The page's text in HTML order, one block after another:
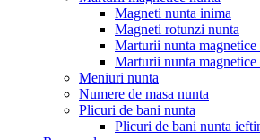
Magneti nunta inima
Magneti rotunzi nunta
Marturii nunta magnetice
Marturii nunta magnetice
Meniuri nunta
Numere de masa nunta
Plicuri de bani nunta
Plicuri de bani nunta